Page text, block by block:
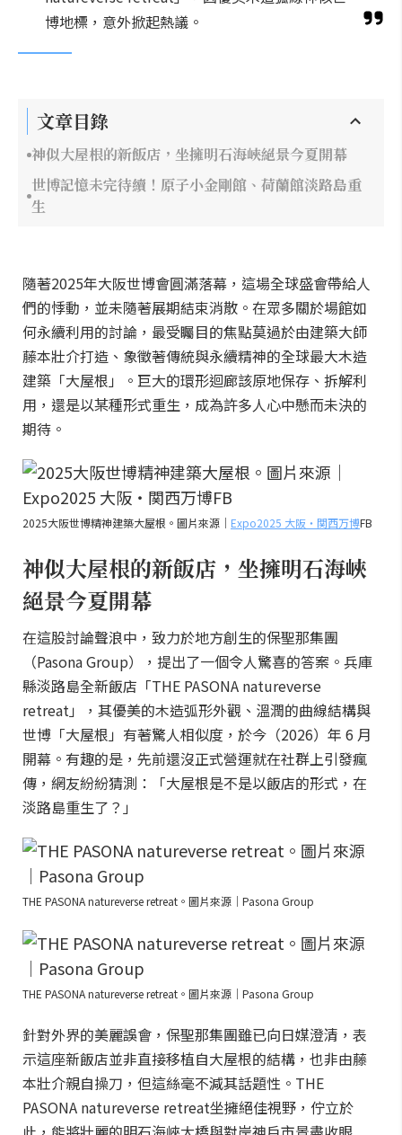
博地標，意外掀起熱議。
文章目錄
神似大屋根的新飯店，坐擁明石海峽絕景今夏開幕
世博記憶未完待續！原子小金剛館、荷蘭館淡路島重
生
隨著2025年大阪世博會圓滿落幕，這場全球盛會帶給人
們的悸動，並未隨著展期結束消散。在眾多關於場館如
何永續利用的討論，最受矚目的焦點莫過於由建築大師
藤本壯介打造、象徵著傳統與永續精神的全球最大木造
建築「大屋根」。巨大的環形迴廊該原地保存、拆解利
用，還是以某種形式重生，成為許多人心中懸而未決的
期待。
2025大阪世博精神建築大屋根。圖片來源｜ Expo2025 大阪・関西万博FB
神似大屋根的新飯店，坐擁明石海峽
絕景今夏開幕
在這股討論聲浪中，致力於地方創生的保聖那集團
（Pasona Group），提出了一個令人驚喜的答案。兵庫
縣淡路島全新飯店「THE PASONA natureverse
retreat」，其優美的木造弧形外觀、溫潤的曲線結構與
世博「大屋根」有著驚人相似度，於今（2026）年 6 月
開幕。有趣的是，先前還沒正式營運就在社群上引發瘋
傳，網友紛紛猜測：「大屋根是不是以飯店的形式，在
淡路島重生了？」
THE PASONA natureverse retreat。圖片來源｜Pasona Group
THE PASONA natureverse retreat。圖片來源｜Pasona Group
針對外界的美麗誤會，保聖那集團雖已向日媒澄清，表
示這座新飯店並非直接移植自大屋根的結構，也非由藤
本壯介親自操刀，但這絲毫不減其話題性。THE
PASONA natureverse retreat坐擁絕佳視野，佇立於